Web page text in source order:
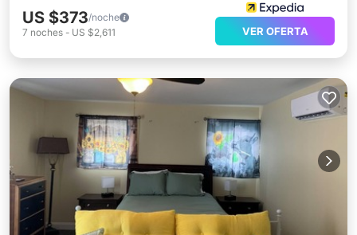
US $373/noche
7 noches - US $2,611 VER OFERTA